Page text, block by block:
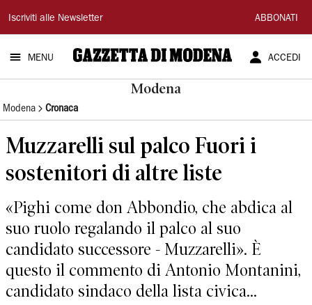
Gazzetta
di
Modena
Iscriviti alle Newsletter ABBONATI
MENU ACCEDI
Modena
Modena Cronaca
Muzzarelli sul palco Fuori i
sostenitori di altre liste
«Pighi come don Abbondio, che abdica al
suo ruolo regalando il palco al suo
candidato successore - Muzzarelli». È
questo il commento di Antonio Montanini,
candidato sindaco della lista civica...